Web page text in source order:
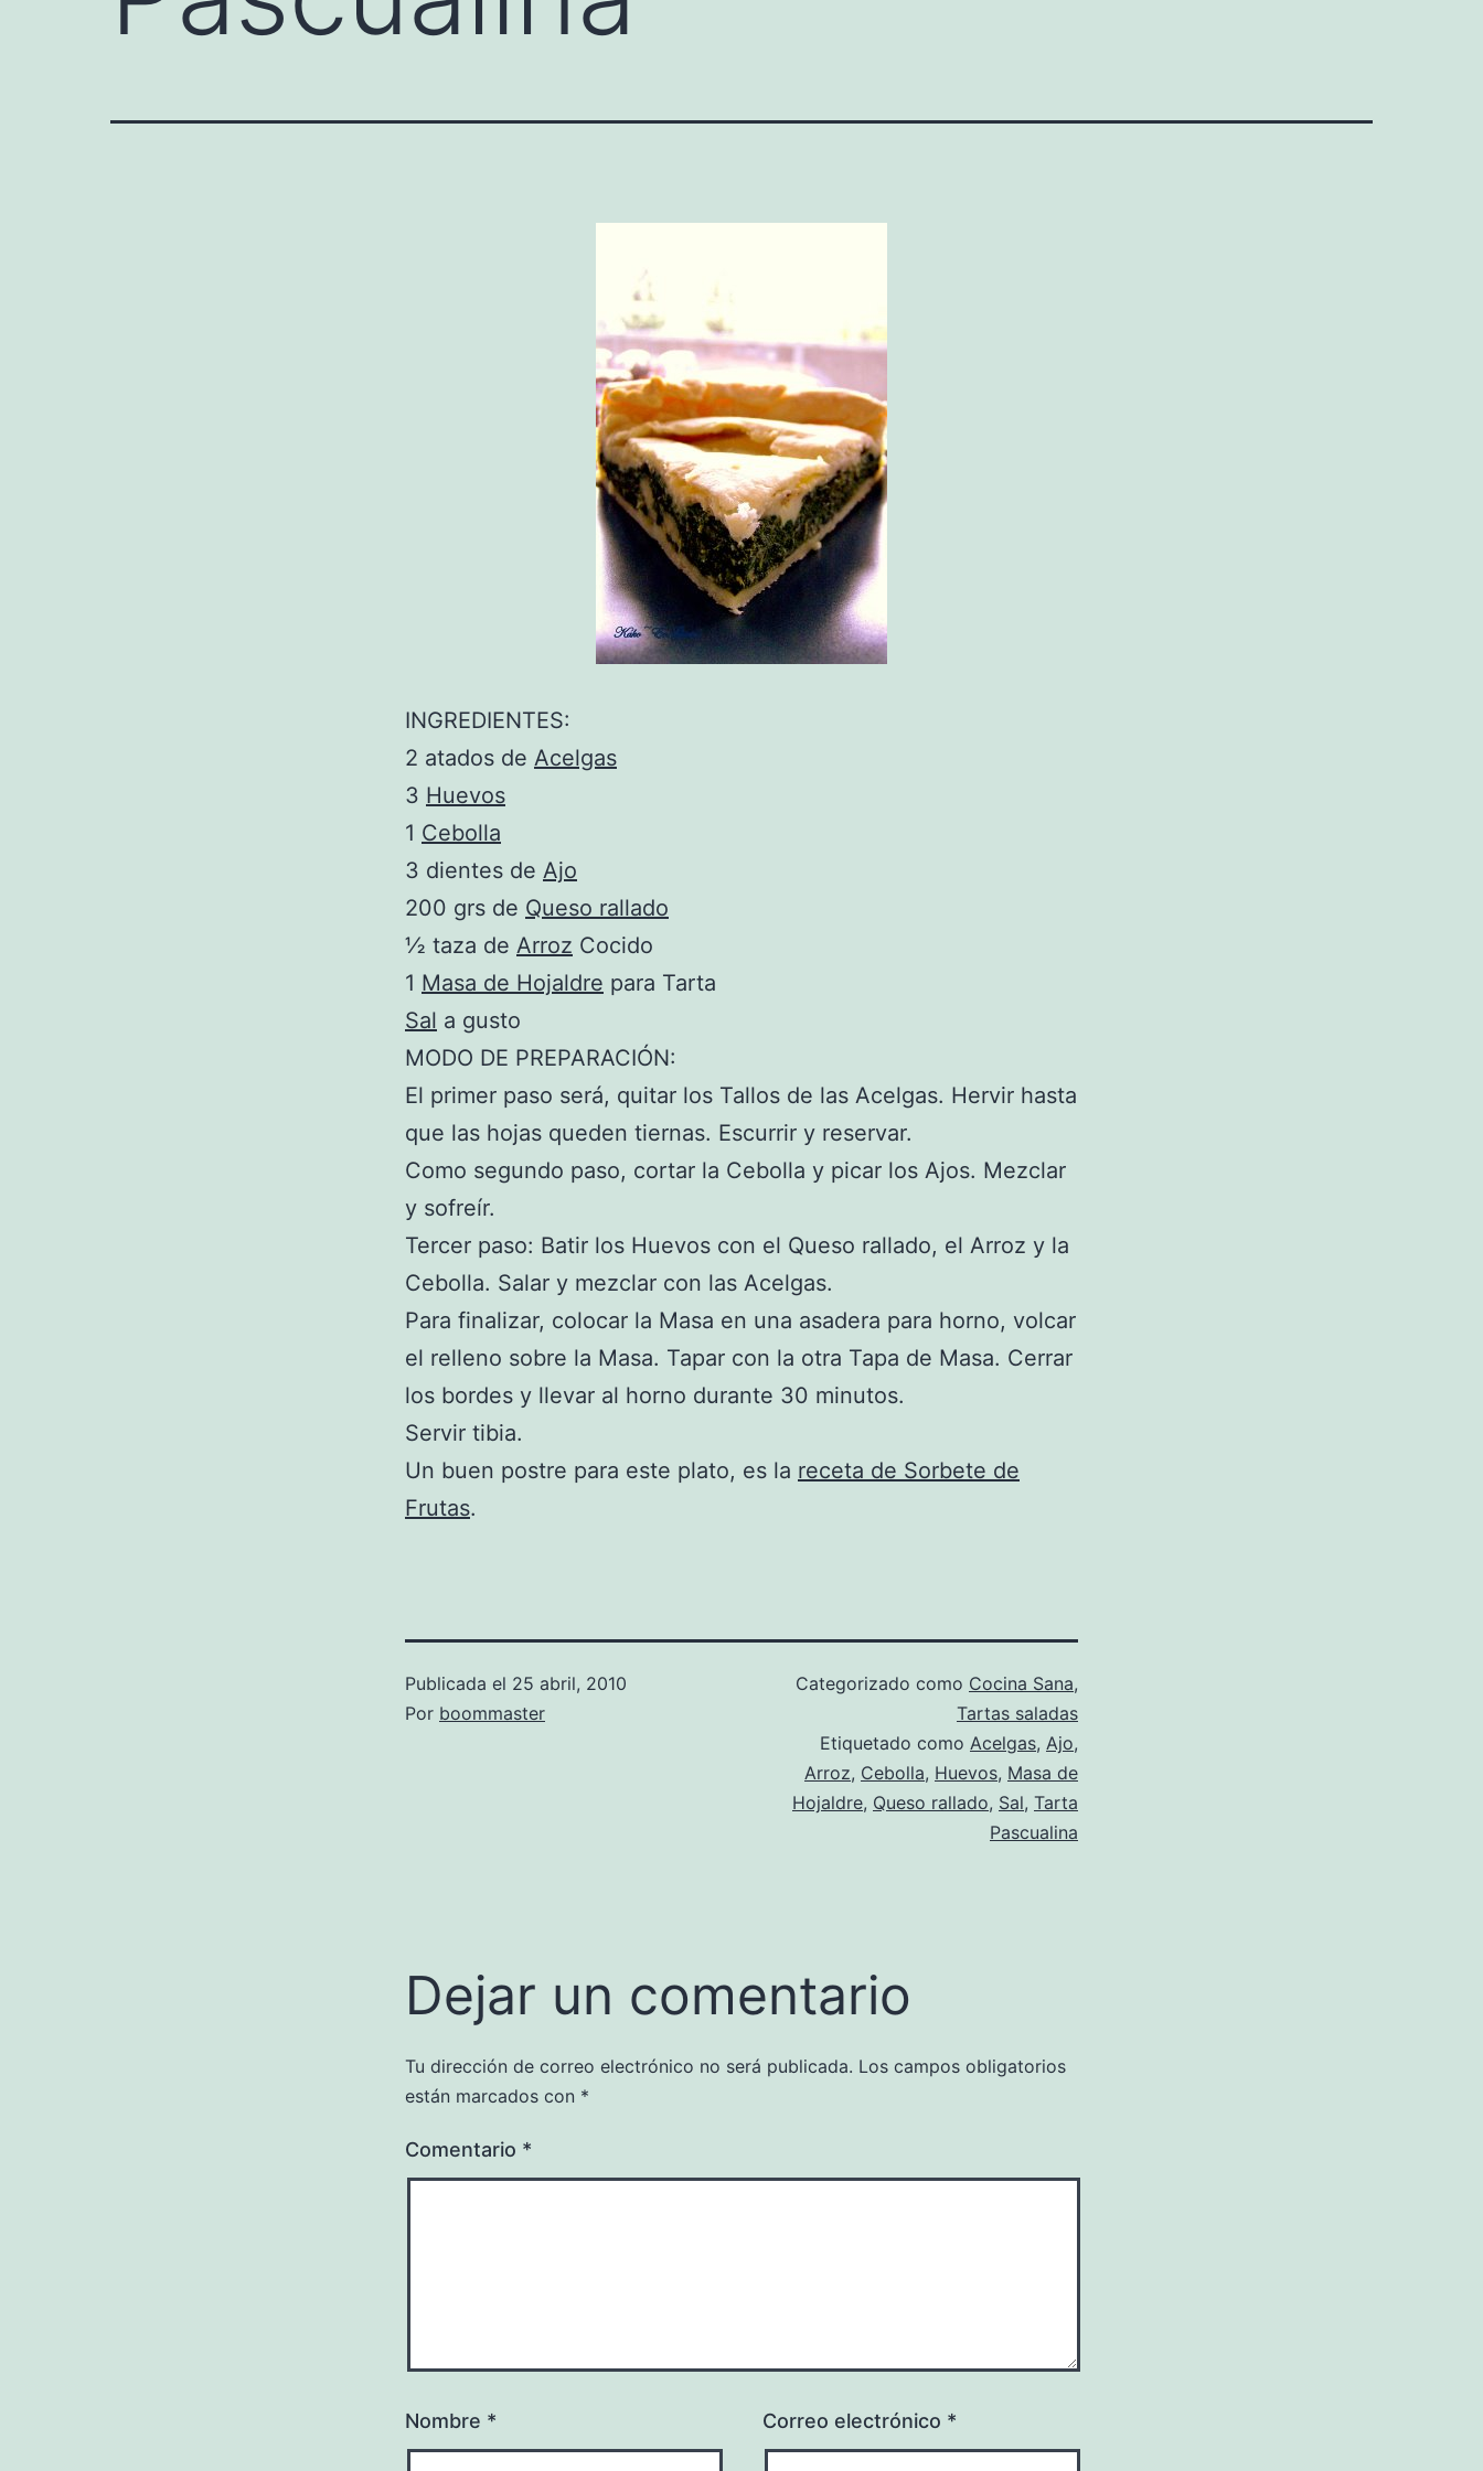
INGREDIENTES:
2 atados de Acelgas
3 Huevos
1 Cebolla
3 dientes de Ajo
200 grs de Queso rallado
½ taza de Arroz Cocido
1 Masa de Hojaldre para Tarta
Sal a gusto
MODO DE PREPARACIÓN:
El primer paso será, quitar los Tallos de las Acelgas. Hervir hasta
que las hojas queden tiernas. Escurrir y reservar.
Como segundo paso, cortar la Cebolla y picar los Ajos. Mezclar
y sofreír.
Tercer paso: Batir los Huevos con el Queso rallado, el Arroz y la
Cebolla. Salar y mezclar con las Acelgas.
Para finalizar, colocar la Masa en una asadera para horno, volcar
el relleno sobre la Masa. Tapar con la otra Tapa de Masa. Cerrar
los bordes y llevar al horno durante 30 minutos.
Servir tibia.
Un buen postre para este plato, es la receta de Sorbete de
Frutas.
Publicada el 25 abril, 2010
Por boommaster
Categorizado como Cocina Sana,
Tartas saladas
Etiquetado como Acelgas, Ajo,
Arroz, Cebolla, Huevos, Masa de
Hojaldre, Queso rallado, Sal, Tarta
Pascualina
Dejar un comentario
Tu dirección de correo electrónico no será publicada. Los campos obligatorios
están marcados con *
Comentario *
Nombre * Correo electrónico *